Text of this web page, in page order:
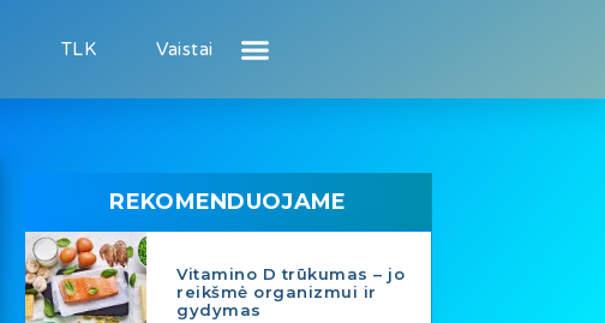
TLK Vaistai
REKOMENDUOJAME
Vitamino D trūkumas – jo
reikšmė organizmui ir
gydymas